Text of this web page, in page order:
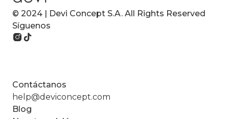
© 2024 | Devi Concept S.A. All Rights Reserved
Síguenos
Contáctanos
help@deviconcept.com
Blog